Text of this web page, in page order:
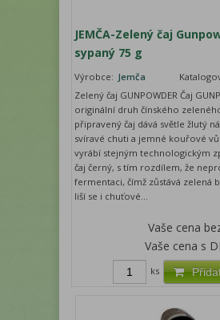
JEMČA-Zelený čaj
sypaný 75 g
Výrobce: Jemča
Zelený čaj GUNPOWDER Čaj
originální druh čínského
připravený čaj dává světle žlutý
svíravé chuti a jemné kouřové
vyrábí stejným technologickým
čaj černý, s tím rozdílem, že
fermentaci, čímž zůstává zelená
liší se i chuťové...
Vaše cena
Vaše cena s
ks